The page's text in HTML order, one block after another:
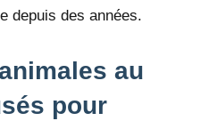
depuis des années.
au
pour